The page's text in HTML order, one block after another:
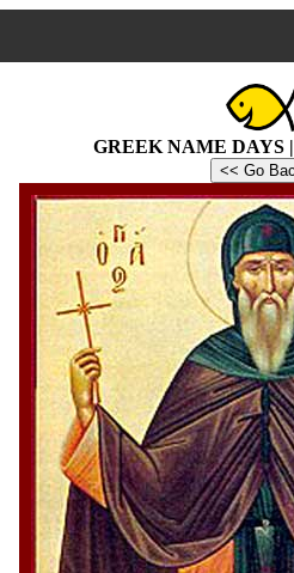
GREEK NAME DAYS
<< Go